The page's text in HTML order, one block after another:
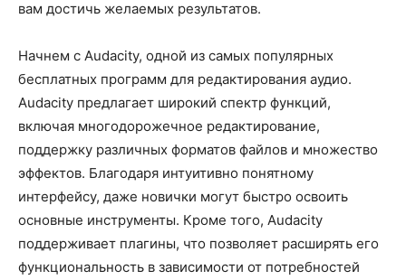
вам достичь желаемых результатов.
Начнем с Audacity, одной из самых популярных
бесплатных программ для редактирования аудио.
Audacity предлагает широкий спектр функций,
включая многодорожечное редактирование,
поддержку различных форматов файлов и множество
эффектов. Благодаря интуитивно понятному
интерфейсу, даже новички могут быстро освоить
основные инструменты. Кроме того, Audacity
поддерживает плагины, что позволяет расширять его
функциональность в зависимости от потребностей